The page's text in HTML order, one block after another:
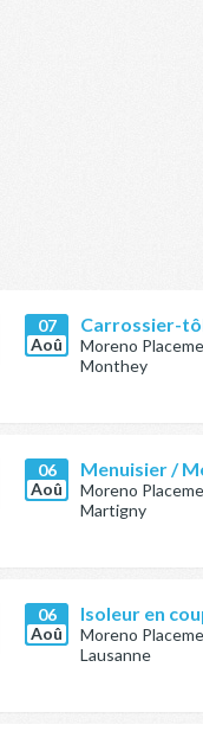
07
Aoû
Carrossier-
Moreno
Monthey
06
Aoû
Menuisier /
Moreno
Martigny
06
Aoû
Isoleur en
Moreno
Lausanne